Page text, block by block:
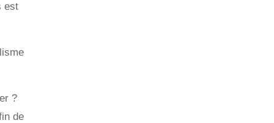
est
?
de